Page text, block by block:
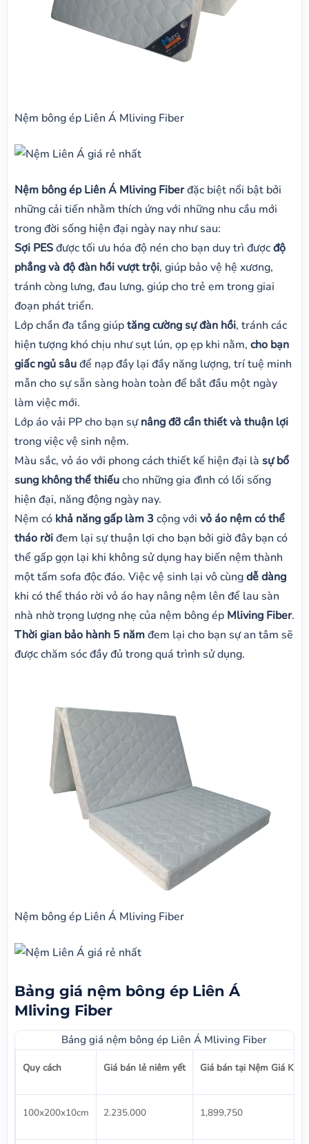
Nệm bông ép Liên Á Mliving Fiber
Nệm bông ép Liên Á Mliving Fiberđặc biệt nổi bật bởi
những cải tiến nhằm thích ứng với những nhu cầu mới
trong đời sống hiện đại ngày nay như sau:
Sợi PESđược tối ưu hóa độ nén cho bạn duy trì đượcđộ
phẳng và độ đàn hồi vượt trội, giúp bảo vệ hệ xương,
tránh còng lưng, đau lưng, giúp cho trẻ em trong giai
đoạn phát triển.
Lớp chần đa tầng giúptăng cường sự đàn hồi, tránh các
hiện tượng khó chịu như sụt lún, ọp ẹp khi nằm, cho bạn
giấc ngủ sâuđể nạp đầy lại đầy năng lượng, trí tuệ minh
mẫn cho sự sẵn sàng hoàn toàn để bắt đầu một ngày
làm việc mới.
Lớp áo vải PP cho bạn sựnâng đỡ cần thiết và thuận lợi
trong việc vệ sinh nệm.
Màu sắc, vỏ áo với phong cách thiết kế hiện đại là sự bổ
sung không thể thiếucho những gia đình có lối sống
hiện đại, năng động ngày nay.
Nệm có khả năng gấp làm 3cộng với vỏ áo nệm có thể
tháo rờiđem lại sự thuận lợi cho bạn bởi giờ đây bạn có
thể gấp gọn lại khi không sử dụng hay biến nệm thành
một tấm sofa độc đáo. Việc vệ sinh lại vô cùngdễ dàng
khi có thể tháo rời vỏ áo hay nâng nệm lên để lau sàn
nhà nhờ trọng lượng nhẹ của nệm bông ép Mliving Fiber.
Thời gian bảo hành 5 nămđem lại cho bạn sự an tâm sẽ
được chăm sóc đầy đủ trong quá trình sử dụng.
Nệm bông ép Liên Á Mliving Fiber
Bảng giá nệm bông ép Liên Á
Mliving Fiber
Bảng giá nệm bông ép Liên Á Mliving Fiber
Quy cách Giá bán lẻ niêm yết Giá bán tại Nệm Giá Kho
100x200x10cm 2.235.000 1,899,750